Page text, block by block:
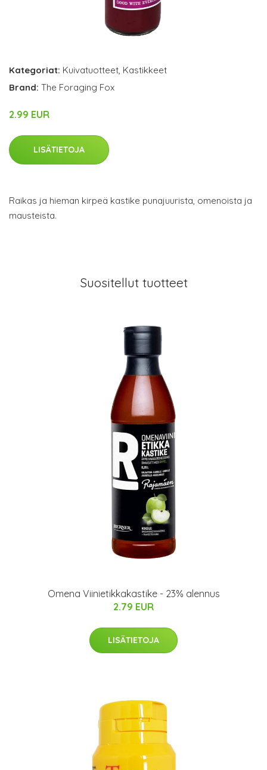
Kategoriat: Kuivatuotteet, Kastikkeet
Brand: The Foraging Fox
2.99 EUR
LISÄTIETOJA
Raikas ja hieman kirpeä kastike punajuurista, omenoista ja
mausteista.
Suositellut tuotteet
Omena Viinietikkakastike - 23% alennus
2.79 EUR
LISÄTIETOJA